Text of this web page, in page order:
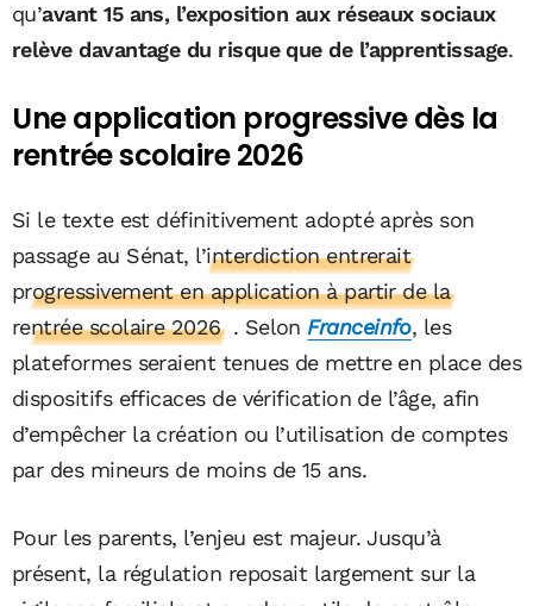
qu’avant 15 ans, l’exposition aux réseaux sociaux
relève davantage du risque que de l’apprentissage.
Une application progressive dès la
rentrée scolaire 2026
Si le texte est définitivement adopté après son
passage au Sénat, l’interdiction entrerait
progressivement en application à partir de la
rentrée scolaire 2026 . Selon Franceinfo, les
plateformes seraient tenues de mettre en place des
dispositifs efficaces de vérification de l’âge, afin
d’empêcher la création ou l’utilisation de comptes
par des mineurs de moins de 15 ans.
Pour les parents, l’enjeu est majeur. Jusqu’à
présent, la régulation reposait largement sur la